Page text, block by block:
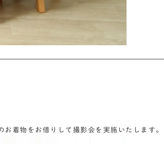
着物をお借りして撮影会を実施いたします。